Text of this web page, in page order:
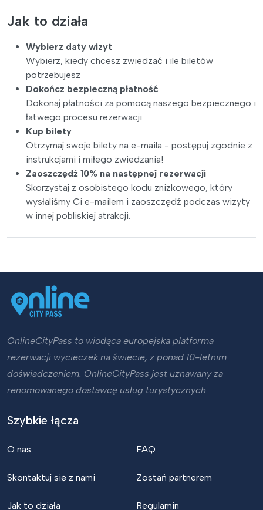
Jak to działa
Wybierz daty wizyt
Wybierz, kiedy chcesz zwiedzać i ile biletów
potrzebujesz
Dokończ bezpieczną płatność
Dokonaj płatności za pomocą naszego bezpiecznego i
łatwego procesu rezerwacji
Kup bilety
Otrzymaj swoje bilety na e-maila - postępuj zgodnie z
instrukcjami i miłego zwiedzania!
Zaoszczędź 10% na następnej rezerwacji
Skorzystaj z osobistego kodu zniżkowego, który
wysłaliśmy Ci e-mailem i zaoszczędź podczas wizyty
w innej pobliskiej atrakcji.
OnlineCityPass to wiodąca europejska platforma
rezerwacji wycieczek na świecie, z ponad 10-letnim
doświadczeniem. OnlineCityPass jest uznawany za
renomowanego dostawcę usług turystycznych.
Szybkie łącza
O nas
Skontaktuj się z nami
Jak to działa
FAQ
Zostań partnerem
Regulamin